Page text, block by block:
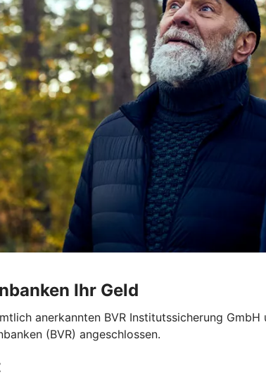
Ihr Geld
anerkannten BVR Institutssicherung
(BVR) angeschlossen.